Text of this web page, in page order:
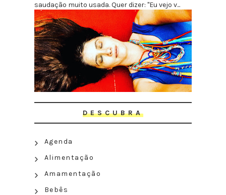
saudação muito usada. Quer dizer: "Eu vejo v...
DESCUBRA
Agenda
Alimentação
Amamentação
Bebês